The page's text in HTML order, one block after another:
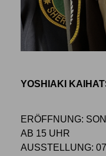
YOSHIAKI
ERÖFFNUNG:
AB 15 UHR
AUSSTELLUNG: